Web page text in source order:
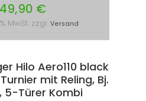
€
MwSt. zzgl. Versand
Hilo Aero110 black
mit Reling, Bj.
5-Türer Kombi